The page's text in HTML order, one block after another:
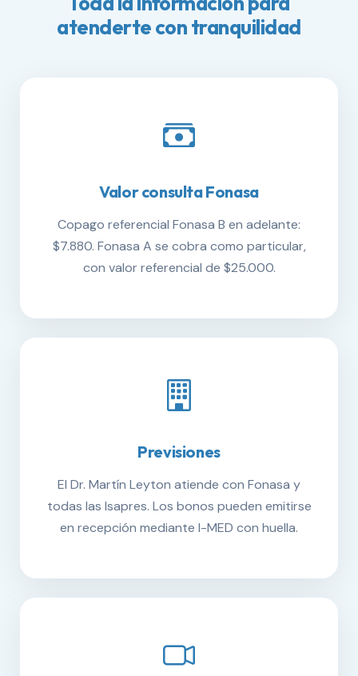
atenderte con tranquilidad
Valor consulta Fonasa
Copago referencial Fonasa B en adelante:
$7.880. Fonasa A se cobra como particular,
con valor referencial de $25.000.
Previsiones
El Dr. Martín Leyton atiende con Fonasa y
todas las Isapres. Los bonos pueden emitirse
en recepción mediante I-MED con huella.